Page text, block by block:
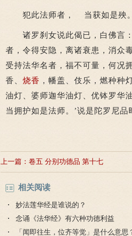
犯此法师者， 当获如是殃。
诸罗刹女说此偈已，白佛言：
者，令得安隐，离诸衰患，消众
受持法华名者，福不可量，何况
香、 烧香 ，幡盖、伎乐，燃种种
油灯、婆师迦华油灯、优钵罗华
当拥护如是法师。’说是陀罗尼品
上一篇： 卷五 分别功德品 第十七
相关阅读
妙法莲华经是谁说的？
念诵《法华经》有六种功德利益
「闻即往生，位齐等觉」是什么意思